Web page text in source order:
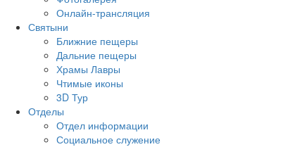
Онлайн-трансляция
Святыни
Ближние пещеры
Дальние пещеры
Храмы Лавры
Чтимые иконы
3D Тур
Отделы
Отдел информации
Социальное служение